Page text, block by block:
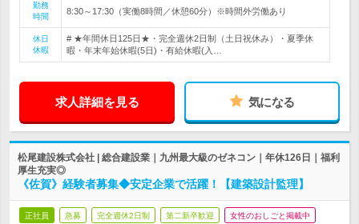
勤務
時間
8:30～17:30（実働8時間／休憩60分）※時間外労働あり
休日
休暇
# ★年間休日125日★・完全週休2日制（土日祝休み）・夏季休
暇・年末年始休暇(5日)・有給休暇(入…
求人詳細を見る 気になる
松尾建設株式会社 | 総合建設業｜九州最大級のゼネコン｜年休126日｜福利
厚生充実◎
《佐賀》経験者募集◆安定企業で活躍！【建築設計監理】
正社員 急募 完全週休2日制 第二新卒歓迎 女性のおしごと掲載中